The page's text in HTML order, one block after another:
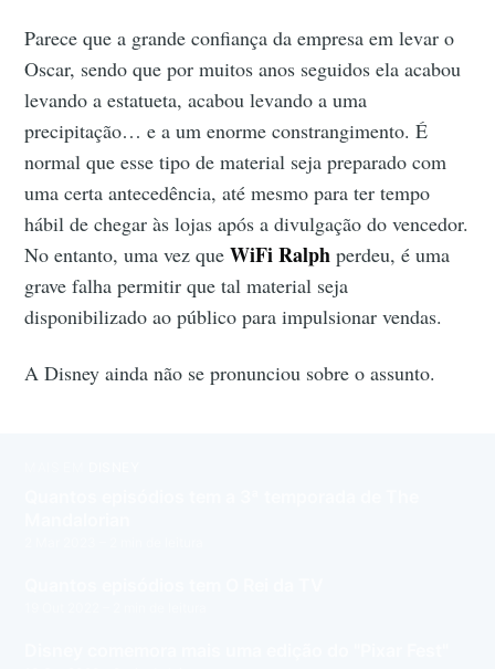
Parece que a grande confiança da empresa em levar o
Oscar, sendo que por muitos anos seguidos ela acabou
levando a estatueta, acabou levando a uma
precipitação… e a um enorme constrangimento. É
normal que esse tipo de material seja preparado com
uma certa antecedência, até mesmo para ter tempo
hábil de chegar às lojas após a divulgação do vencedor.
No entanto, uma vez queWiFi Ralph perdeu, é uma
grave falha permitir que tal material seja
disponibilizado ao público para impulsionar vendas.
A Disney ainda não se pronunciou sobre o assunto.